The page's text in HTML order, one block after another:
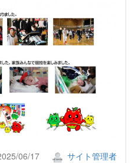
06/17 サイト管理者